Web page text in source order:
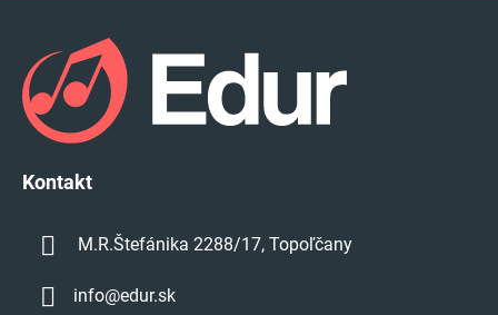
Kontakt
M.R.Štefánika 2288/17, Topoľčany
info@edur.sk